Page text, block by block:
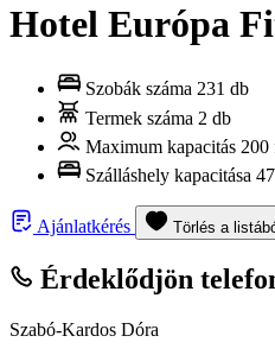
Hotel Európa
Szobák száma 231 db
Termek száma 2 db
Maximum kapacitás 200
Szálláshely kapacitása
Ajánlatkérés Törlés a
Érdeklődjön
Szabó-Kardos Dóra